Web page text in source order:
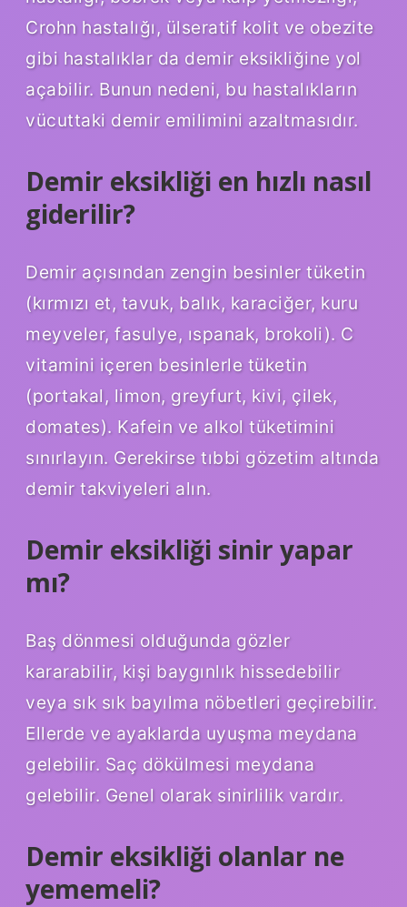
Crohn hastalığı, ülseratif kolit ve obezite
gibi hastalıklar da demir eksikliğine yol
açabilir. Bunun nedeni, bu hastalıkların
vücuttaki demir emilimini azaltmasıdır.
Demir eksikliği en hızlı nasıl
giderilir?
Demir açısından zengin besinler tüketin
(kırmızı et, tavuk, balık, karaciğer, kuru
meyveler, fasulye, ıspanak, brokoli). C
vitamini içeren besinlerle tüketin
(portakal, limon, greyfurt, kivi, çilek,
domates). Kafein ve alkol tüketimini
sınırlayın. Gerekirse tıbbi gözetim altında
demir takviyeleri alın.
Demir eksikliği sinir yapar
mı?
Baş dönmesi olduğunda gözler
kararabilir, kişi baygınlık hissedebilir
veya sık sık bayılma nöbetleri geçirebilir.
Ellerde ve ayaklarda uyuşma meydana
gelebilir. Saç dökülmesi meydana
gelebilir. Genel olarak sinirlilik vardır.
Demir eksikliği olanlar ne
yememeli?